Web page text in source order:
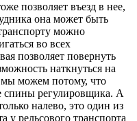
позволяет въезд в нее,
она может быть
можно
во всех
позволяет повернуть
наткнуться на
мы можем потому, что
спины регулировщика. А
налево, это один из
у рельсового транспорта